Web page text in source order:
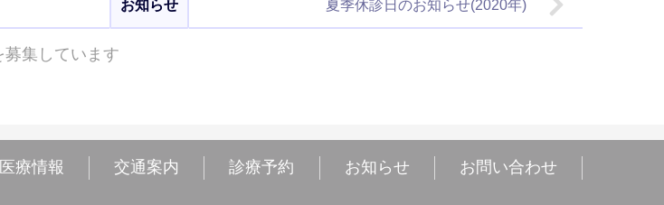
お知らせ 夏季休診日のお知らせ(2020年)
募集しています
医療情報 交通案内 診療予約 お知らせ お問い合わせ